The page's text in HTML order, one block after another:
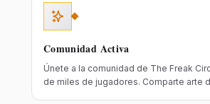
Comunidad Activa
Únete a la comunidad de The Freak
de miles de jugadores. Comparte arte